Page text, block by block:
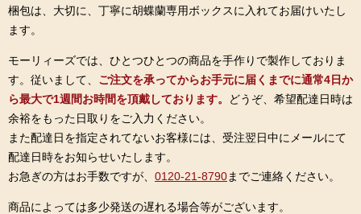
梱包は、大切に、丁寧に胡蝶蘭専用ボックスに入れてお届けいたし
ます。
モーリィーズでは、ひとつひとつの商品を手作りで製作しておりま
す。従いまして、 ご注文を承ってからお手元に届くまでに通常4日か
ら最大で1週間お時間を頂戴しております。
どうぞ、希望配達日時は
余裕をもった日取りをご入力ください。
また配達日を指定されてないお客様には、受注翌日中にメールにて
配達日時をお知らせいたします。
お急ぎの方はお手数ですが、 0120-21-8790までご連絡ください。
商品によっては多少発送の遅れる場合等がございます。